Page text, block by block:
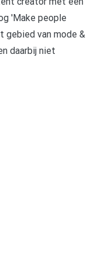
'Make people
gebied van mode &
daarbij niet